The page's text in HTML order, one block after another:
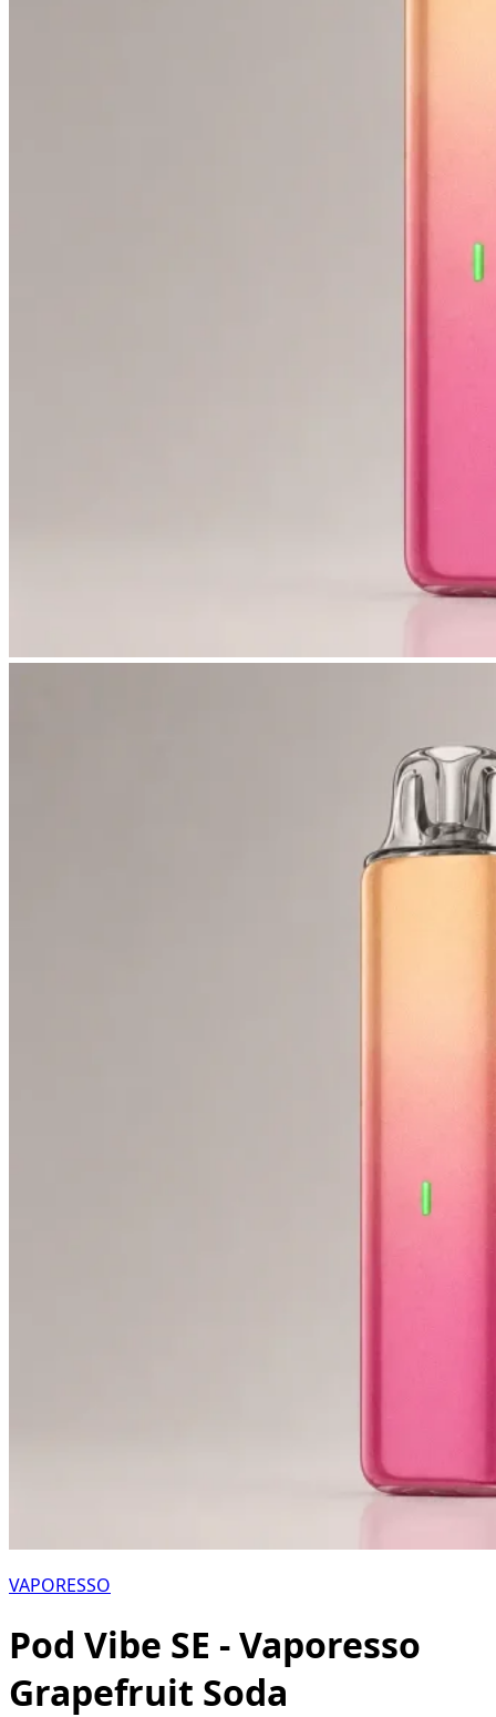
VAPORESSO
Pod Vibe SE - Vaporesso
Grapefruit Soda